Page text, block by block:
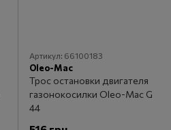
Артикул: 66100183
Oleo-Mac
Трос остановки двигателя
газонокосилки Oleo-Mac G
44